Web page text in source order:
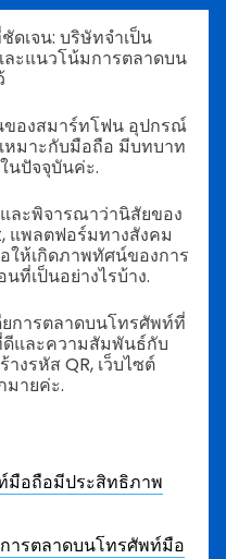
ดเจน: บริษัทจำเป็น
ะแนวโน้มการตลาดบน
ของสมาร์ทโฟน อุปกรณ์
หมาะกับมือถือ มีบทบาท
นปัจจุบันค่ะ.
ละพิจารณาว่านิสัยของ
แพลตฟอร์มทางสังคม
ห้เกิดภาพทัศน์ของการ
ที่เป็นอย่างไรบ้าง.
การตลาดบนโทรศัพท์ที่
และความสัมพันธ์กับ
งรหัส QR, เว็บไซต์
มายค่ะ.
มือถือมีประสิทธิภาพ
ารตลาดบนโทรศัพท์มือ